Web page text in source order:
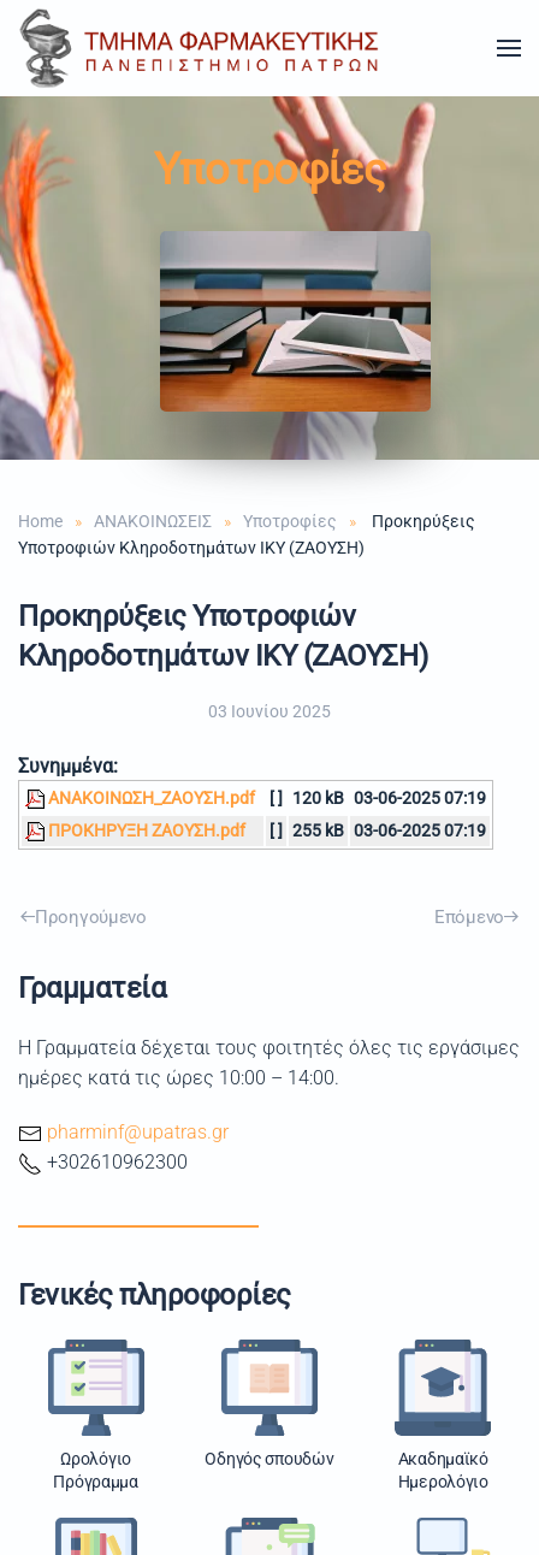
Skip to main content
Υποτροφίες
Home ΑΝΑΚΟΙΝΩΣΕΙΣ Υποτροφίες
Προκηρύξεις
Υποτροφιών Κληροδοτημάτων ΙΚΥ (ΖΑΟΥΣΗ)
Προκηρύξεις Υποτροφιών
Κληροδοτημάτων ΙΚΥ (ΖΑΟΥΣΗ)
03 Ιουνίου 2025
Συνημμένα:
ΑΝΑΚΟΙΝΩΣΗ_ΖΑΟΥΣΗ.pdf [ ] 120 kB 03-06-2025 07:19
ΠΡΟΚΗΡΥΞΗ ΖΑΟΥΣΗ.pdf
[ ] 255 kB 03-06-2025 07:19
Προηγούμενο Επόμενο
Γραμματεία
Η Γραμματεία δέχεται τους φοιτητές όλες τις εργάσιμες
ημέρες κατά τις ώρες 10:00 – 14:00.
pharminf@upatras.gr
+302610962300
Γενικές πληροφορίες
Ωρολόγιο
Πρόγραμμα
Οδηγός σπουδών
Ακαδημαϊκό
Ημερολόγιο